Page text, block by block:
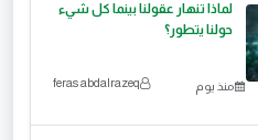
لماذا تنهار عقولنا بينما كل شيء
حولنا يتطور؟
منذ يوم feras abdalrazeq